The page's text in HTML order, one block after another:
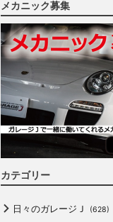
メカニック募集
カテゴリー
日々のガレージＪ (628)